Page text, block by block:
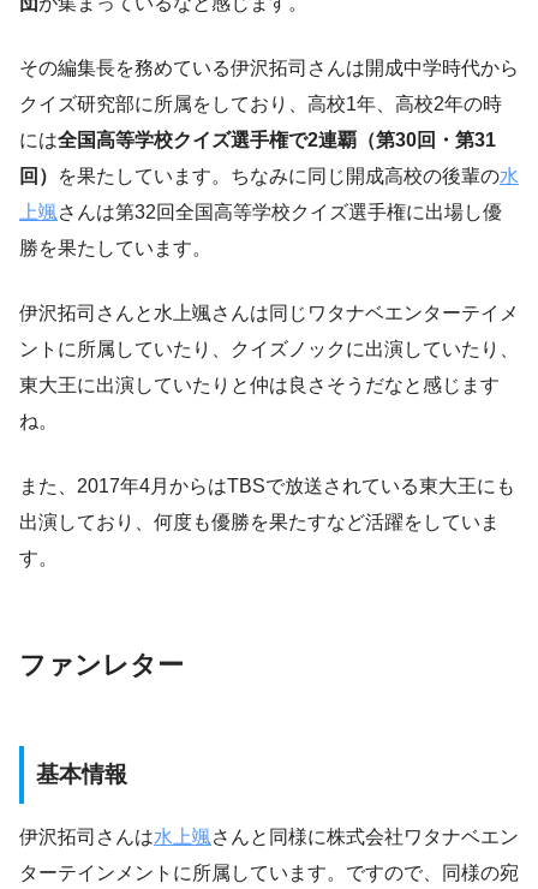
その編集長を務めている伊沢拓司さんは開成中学時代から
クイズ研究部に所属をしており、高校1年、高校2年の時
には全国高等学校クイズ選手権で2連覇（第30回・第31
回）
を果たしています。ちなみに同じ開成高校の後輩の水
上颯さんは第32回全国高等学校クイズ選手権に出場し優
勝を果たしています。
伊沢拓司さんと水上颯さんは同じワタナベエンターテイメ
ントに所属していたり、クイズノックに出演していたり、
東大王に出演していたりと仲は良さそうだなと感じます
ね。
また、2017年4月からはTBSで放送されている東大王にも
出演しており、何度も優勝を果たすなど活躍をしていま
す。
ファンレター
基本情報
伊沢拓司さんは水上颯さんと同様に株式会社ワタナベエン
ターテインメントに所属しています。ですので、同様の宛